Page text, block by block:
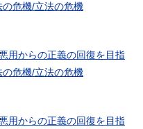
危機/立法の危機
用からの正義の回復を目指
危機/立法の危機
用からの正義の回復を目指